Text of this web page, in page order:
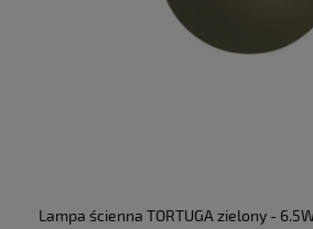
Lampa ścienna TORTUGA zielony -